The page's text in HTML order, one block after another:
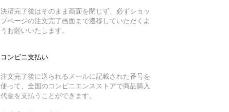
決済完了後はそのまま画面を閉じず、必ずショッ
プページの注文完了画面まで遷移していただくよ
うお願いいたします。
コンビニ支払い
注文完了後に送られるメールに記載された番号を
使って、全国のコンビニエンスストアで商品購入
代金を支払うことができます。